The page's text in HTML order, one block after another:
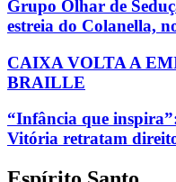
Grupo Olhar de
estreia do Colanella,
CAIXA VOLTA A
BRAILLE
“Infância que
Vitória retratam